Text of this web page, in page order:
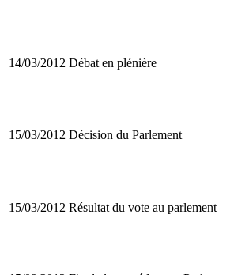
14/03/2012 Débat en plénière
15/03/2012 Décision du Parlement
15/03/2012 Résultat du vote au parlement